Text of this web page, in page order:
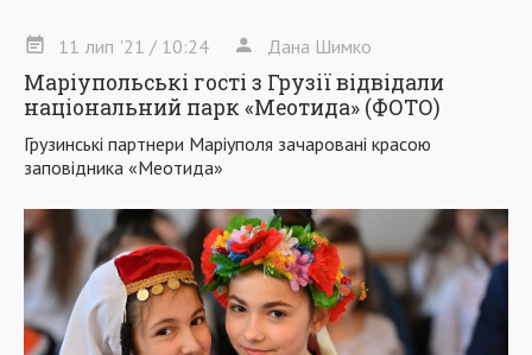
11 лип '21 / 10:24 Дана Шимко
Маріупольські гості з Грузії відвідали
національний парк «Меотида» (ФОТО)
Грузинські партнери Маріуполя зачаровані красою
заповідника «Меотида»